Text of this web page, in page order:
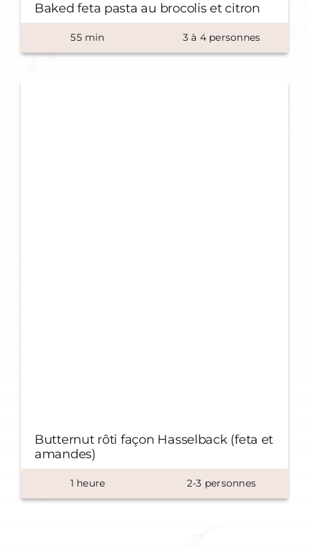
Baked feta pasta au brocolis et citron
55min 3à 4personnes
Butternut rôti façon Hasselback (feta et
amandes)
1 heure 2-3 personnes